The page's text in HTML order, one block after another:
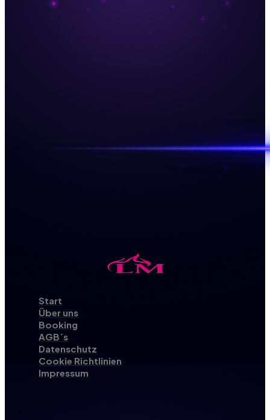
Start
Über uns
Booking
AGB´s
Datenschutz
Cookie Richtlinien
Impressum